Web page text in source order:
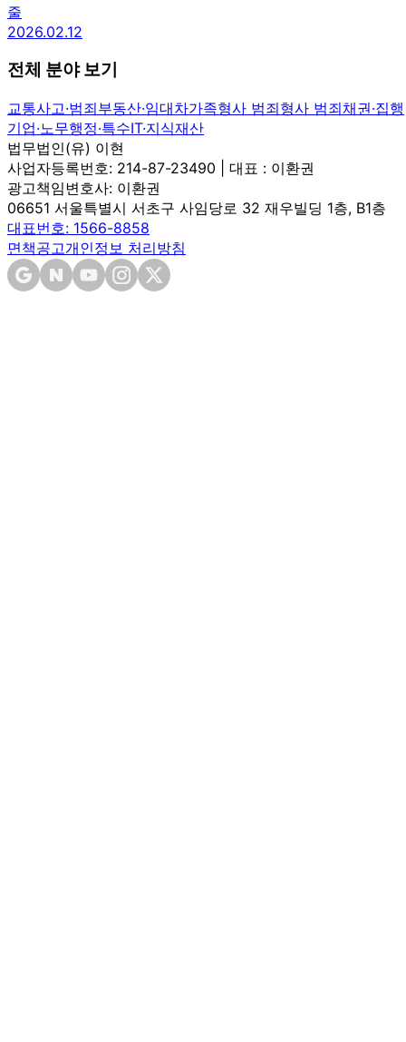
줄
2026.02.12
전체 분야 보기
교통사고·범죄부동산·임대차가족형사 범죄형사 범죄채권·집행
기업·노무행정·특수IT·지식재산
법무법인(유) 이현
사업자등록번호: 214-87-23490 | 대표 : 이환권
광고책임변호사: 이환권
06651 서울특별시 서초구 사임당로 32 재우빌딩 1층, B1층
대표번호: 1566-8858
면책공고개인정보 처리방침